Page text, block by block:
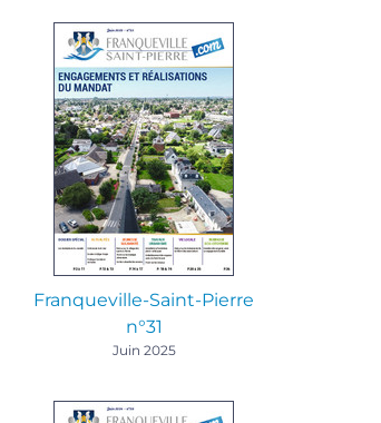
Franqueville-Saint-Pierre
n°31
Juin 2025